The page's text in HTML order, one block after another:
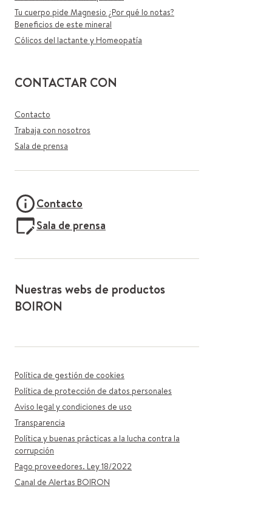
Tu cuerpo pide Magnesio ¿Por qué lo notas?
Beneficios de este mineral
Cólicos del lactante y Homeopatía
CONTACTAR CON
Contacto
Trabaja con nosotros
Sala de prensa
Contacto
Sala de prensa
Nuestras webs de productos
BOIRON
Política de gestión de cookies
Política de protección de datos personales
Aviso legal y condiciones de uso
Transparencia
Política y buenas prácticas a la lucha contra la
corrupción
Pago proveedores. Ley 18/2022
Canal de Alertas BOIRON